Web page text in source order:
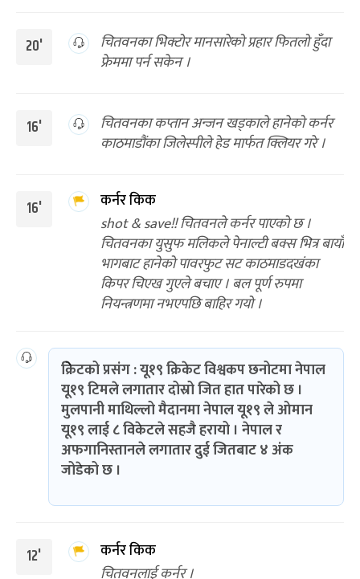
20'
चितवनका भिक्टोर मानसारेको प्रहार फितलो हुँदा
फ्रेममा पर्न सकेन ।
16'
चितवनका कप्तान अन्जन खड्काले हानेको कर्नर
काठमाडौंका जिलेस्पीले हेड मार्फत क्लियर गरे ।
16'
कर्नर किक
shot & save!! चितवनले कर्नर पाएको छ ।
चितवनका युसुफ मलिकले पेनाल्टी बक्स भित्र बायाँ
भागबाट हानेको पावरफुट सट काठमाडदखंका
किपर चिएख गुएले बचाए । बल पूर्ण रुपमा
नियन्त्रणमा नभएपछि बाहिर गयो ।
क्रिेटको प्रसंग : यू१९ क्रिकेट विश्वकप छनोटमा नेपाल
यू१९ टिमले लगातार दोस्रो जित हात पारेको छ ।
मुलपानी माथिल्लो मैदानमा नेपाल यू१९ ले ओमान
यू१९ लाई ८ विकेटले सहजै हरायो । नेपाल र
अफगानिस्तानले लगातार दुई जितबाट ४ अंक
जोडेको छ ।
12'
कर्नर किक
चितवनलाई कर्नर ।